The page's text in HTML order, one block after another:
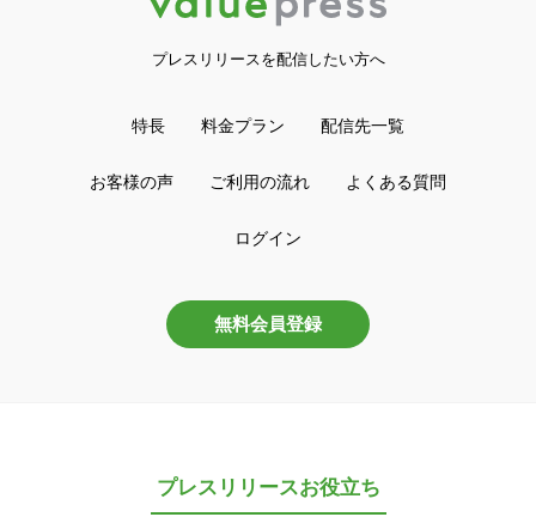
プレスリリースを配信したい方へ
特長 料金プラン 配信先一覧
お客様の声 ご利用の流れ よくある質問
ログイン
無料会員登録
プレスリリースお役立ち